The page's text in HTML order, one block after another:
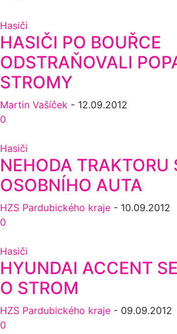
Hasiči
HASIČI PO BOUŘCE
ODSTRAŇOVALI
STROMY
Martin Vašíček - 12.09.2012
0
Hasiči
NEHODA TRAKTORU
OSOBNÍHO AUTA
HZS Pardubického kraje - 10.09.2012
0
Hasiči
HYUNDAI ACCENT
O STROM
HZS Pardubického kraje - 09.09.2012
0